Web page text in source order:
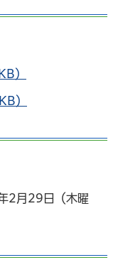
）
）
2月29日（木曜